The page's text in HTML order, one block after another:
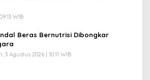
WIB
Beras Bernutrisi Dibongkar
3 Agustus 2026 | 10:11 WIB